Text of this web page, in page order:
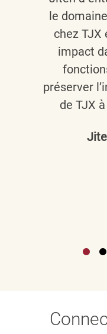
le
chez TJX
impact
préserver
de TJX